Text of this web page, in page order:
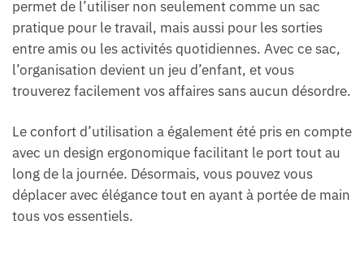
permet de l’utiliser non seulement comme un sac
pratique pour le travail, mais aussi pour les sorties
entre amis ou les activités quotidiennes. Avec ce sac,
l’organisation devient un jeu d’enfant, et vous
trouverez facilement vos affaires sans aucun désordre.
Le confort d’utilisation a également été pris en compte
avec un design ergonomique facilitant le port tout au
long de la journée. Désormais, vous pouvez vous
déplacer avec élégance tout en ayant à portée de main
tous vos essentiels.